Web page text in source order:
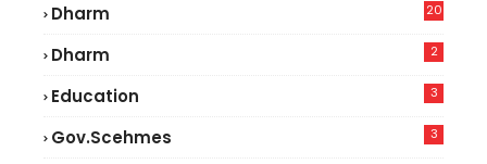
Dharm 20
Dharm 2
Education 3
Gov.scehmes 3